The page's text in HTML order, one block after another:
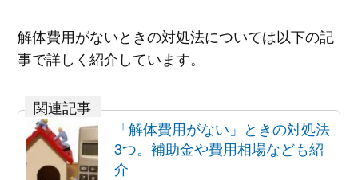
解体費用がないときの対処法については以下の記
事で詳しく紹介しています。
「解体費用がない」ときの対処法
3つ。補助金や費用相場なども紹
介